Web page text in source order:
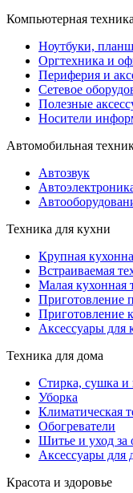
Компьютерная техника
Ноутбуки,
Оргтехника и
Периферия и
Cетевое
Полезные
Носители
Автомобильная
Автозвук
Техника для кухни
Крупная
Встраиваемая
Малая кухонная
Приготовление
Приготовление
Аксессуары для
Техника для дома
Стирка, сушка и
Уборка
Климатическая
Обогреватели
Шитье и уход за
Аксессуары для
Красота и здоровье